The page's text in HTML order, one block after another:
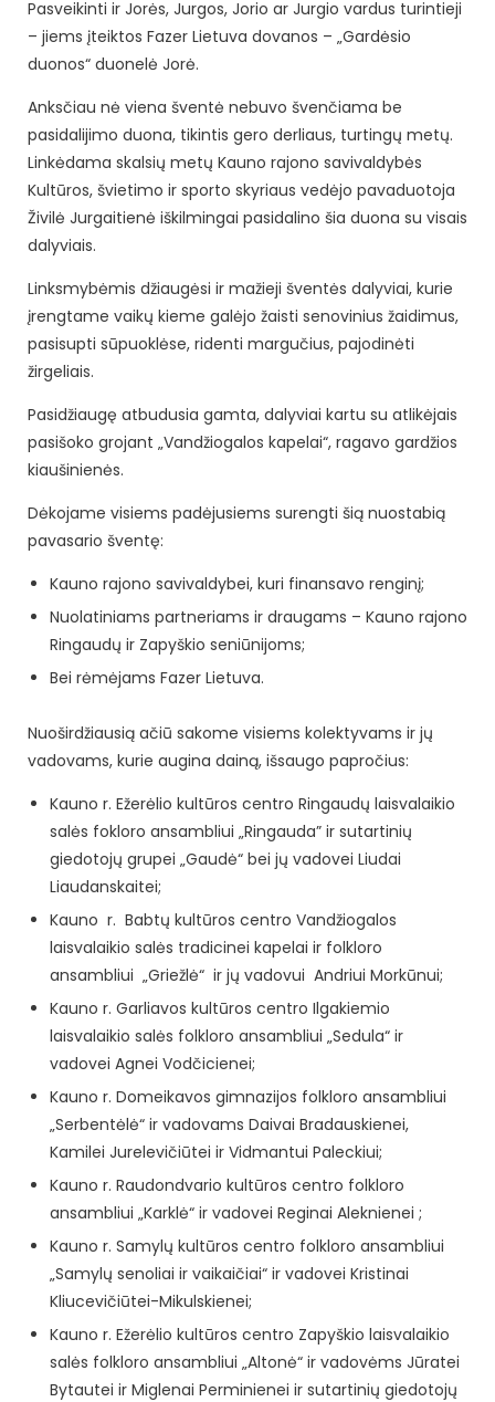
Pasveikinti ir Jorės, Jurgos, Jorio ar Jurgio vardus turintieji
– jiems įteiktos Fazer Lietuva dovanos – „Gardėsio
duonos“ duonelė Jorė.
Anksčiau nė viena šventė nebuvo švenčiama be
pasidalijimo duona, tikintis gero derliaus, turtingų metų.
Linkėdama skalsių metų Kauno rajono savivaldybės
Kultūros, švietimo ir sporto skyriaus vedėjo pavaduotoja
Živilė Jurgaitienė iškilmingai pasidalino šia duona su visais
dalyviais.
Linksmybėmis džiaugėsi ir mažieji šventės dalyviai, kurie
įrengtame vaikų kieme galėjo žaisti senovinius žaidimus,
pasisupti sūpuoklėse, ridenti margučius, pajodinėti
žirgeliais.
Pasidžiaugę atbudusia gamta, dalyviai kartu su atlikėjais
pasišoko grojant „Vandžiogalos kapelai“, ragavo gardžios
kiaušinienės.
Dėkojame visiems padėjusiems surengti šią nuostabią
pavasario šventę:
Kauno rajono savivaldybei, kuri finansavo renginį;
Nuolatiniams partneriams ir draugams – Kauno rajono
Ringaudų ir Zapyškio seniūnijoms;
Bei rėmėjams Fazer Lietuva.
Nuoširdžiausią ačiū sakome visiems kolektyvams ir jų
vadovams, kurie augina dainą, išsaugo papročius:
Kauno r. Ežerėlio kultūros centro Ringaudų laisvalaikio
salės fokloro ansambliui „Ringauda” ir sutartinių
giedotojų grupei „Gaudė“ bei jų vadovei Liudai
Liaudanskaitei;
Kauno r. Babtų kultūros centro Vandžiogalos
laisvalaikio salės tradicinei kapelai ir folkloro
ansambliui „Griežlė“ ir jų vadovui Andriui Morkūnui;
Kauno r. Garliavos kultūros centro Ilgakiemio
laisvalaikio salės folkloro ansambliui „Sedula“ ir
vadovei Agnei Vodčicienei;
Kauno r. Domeikavos gimnazijos folkloro ansambliui
„Serbentėlė“ ir vadovams Daivai Bradauskienei,
Kamilei Jurelevičiūtei ir Vidmantui Paleckiui;
Kauno r. Raudondvario kultūros centro folkloro
ansambliui „Karklė“ ir vadovei Reginai Aleknienei ;
Kauno r. Samylų kultūros centro folkloro ansambliui
„Samylų senoliai ir vaikaičiai“ ir vadovei Kristinai
Kliucevičiūtei-Mikulskienei;
Kauno r. Ežerėlio kultūros centro Zapyškio laisvalaikio
salės folkloro ansambliui „Altonė“ ir vadovėms Jūratei
Bytautei ir Miglenai Perminienei ir sutartinių giedotojų